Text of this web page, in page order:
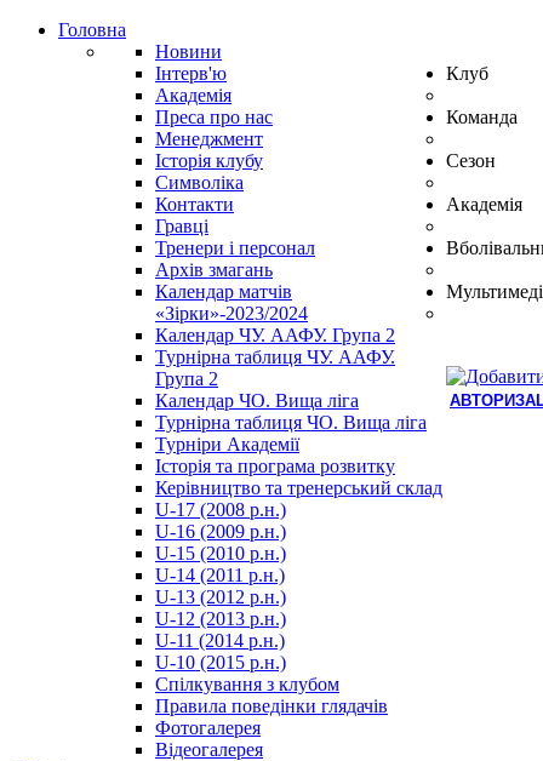
Головна
Новини
Інтерв'ю
Академія
Преса про нас
Клуб
Менеджмент
Історія клубу
Символіка
Контакти
Команда
Гравці
Тренери і персонал
Архів змагань
Сезон
Календар матчів
«Зірки»-2023/2024
Календар ЧУ. ААФУ. Група 2
Турнірна таблиця ЧУ. ААФУ.
Група 2
Календар ЧО. Вища ліга
Турнірна таблиця ЧО. Вища ліга
Академія
Турніри Академії
Історія та програма розвитку
Керівництво та тренерський склад
U-17 (2008 р.н.)
U-16 (2009 р.н.)
U-15 (2010 р.н.)
U-14 (2011 р.н.)
U-13 (2012 р.н.)
U-12 (2013 р.н.)
U-11 (2014 р.н.)
U-10 (2015 р.н.)
Спілкування з клубом
Правила поведінки глядачів
Фотогалерея
Відеогалерея